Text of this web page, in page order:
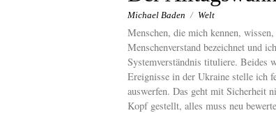
Michael Baden / Welt
Menschen, die mich kennen,
Menschenverstand bezeichnet und
Systemverständnis tituliere. Beides
Ereignisse in der Ukraine stelle ich
auswerfen. Das geht mit Sicherheit
Kopf gestellt, alles muss neu